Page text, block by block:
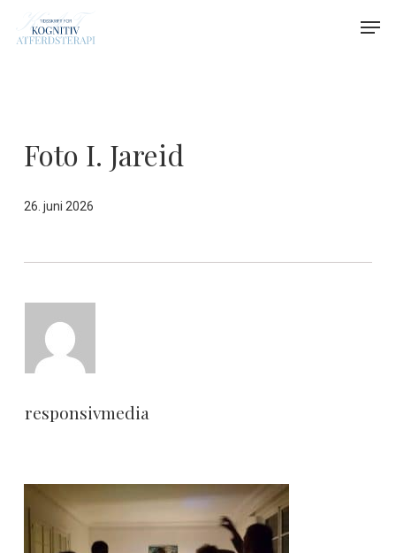
Foto I. Jareid
26. juni 2026
responsivmedia